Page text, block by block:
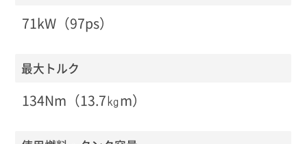
71kW（97ps）
最大トルク
134Nm（13.7㎏m）